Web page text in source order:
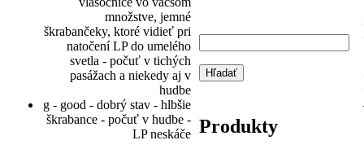
množstve, jemné
škrabančeky, ktoré vidieť pri
natočení LP do umelého
svetla - počuť v tichých
pasážach a niekedy aj v
hudbe
g - good - dobrý stav - hlbšie
škrabance - počuť v hudbe -
LP neskáče Produkty